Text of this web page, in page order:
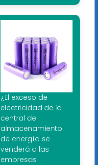
¿El exceso de
electricidad de la
central de
almacenamiento
de energía se
venderá a las
empresas